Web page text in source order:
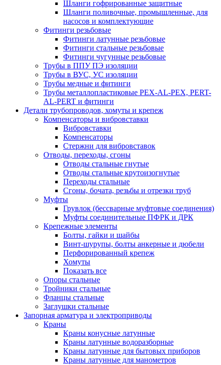
Шланги гофрированные защитные
Шланги поливочные, промышленные, для
насосов и комплектующие
Фитинги резьбовые
Фитинги латунные резьбовые
Фитинги стальные резьбовые
Фитинги чугунные резьбовые
Трубы в ППУ ПЭ изоляции
Трубы в ВУС, УС изоляции
Трубы медные и фитинги
Трубы металлопластиковые PEX-AL-PEX, PERT-
AL-PERT и фитинги
Детали трубопроводов, хомуты и крепеж
Компенсаторы и вибровставки
Вибровставки
Компенсаторы
Стержни для вибровставок
Отводы, переходы, сгоны
Отводы стальные гнутые
Отводы стальные крутоизогнутые
Переходы стальные
Сгоны, бочата, резьбы и отрезки труб
Муфты
Грувлок (бессварные муфтовые соединения)
Муфты соединительные ПФРК и ДРК
Крепежные элементы
Болты, гайки и шайбы
Винт-шурупы, болты анкерные и дюбели
Перфорированный крепеж
Хомуты
Показать все
Опоры стальные
Тройники стальные
Фланцы стальные
Заглушки стальные
Запорная арматура и электроприводы
Краны
Краны конусные латунные
Краны латунные водоразборные
Краны латунные для бытовых приборов
Краны латунные для манометров